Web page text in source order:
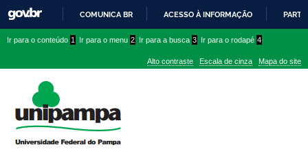
PARA
CONTEÚDO
COMUNICA BR ACESSO À INFORMAÇÃO
conteúdo
menu
superior
menu
Ir para o conteúdo 1 Ir para o menu 2 Ir para a busca 3 Ir para o rodapé 4
Alto contraste Escala de cinza Mapa do site